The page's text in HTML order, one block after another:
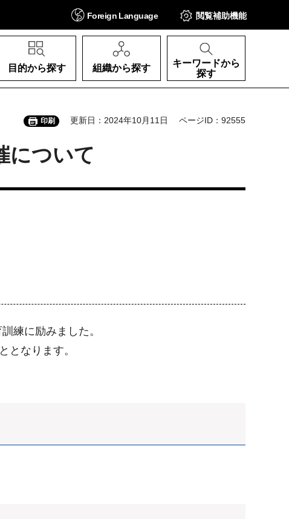
Foreign Language 閲覧補助機能
目的から探す 組織から探す
キーワードから
探す
印刷 更新日：2024年10月11日 ページID：92555
について
練に励みました。
となります。